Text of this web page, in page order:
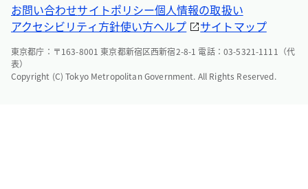
お問い合わせサイトポリシー個人情報の取扱い
アクセシビリティ方針使い方ヘルプ サイトマップ
東京都庁：〒163-8001 東京都新宿区西新宿2-8-1 電話：03-5321-1111（代
表）
Copyright (C) Tokyo Metropolitan Government. All Rights Reserved.